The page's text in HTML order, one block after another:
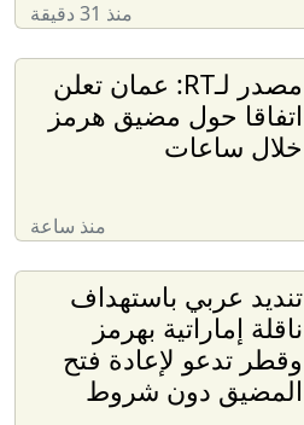
منذ 31 دقيقة
مصدر لـRT: عمان تعلن
اتفاقا حول مضيق هرمز
خلال ساعات
منذ ساعة
تنديد عربي باستهداف
ناقلة إماراتية بهرمز
وقطر تدعو لإعادة فتح
المضيق دون شروط